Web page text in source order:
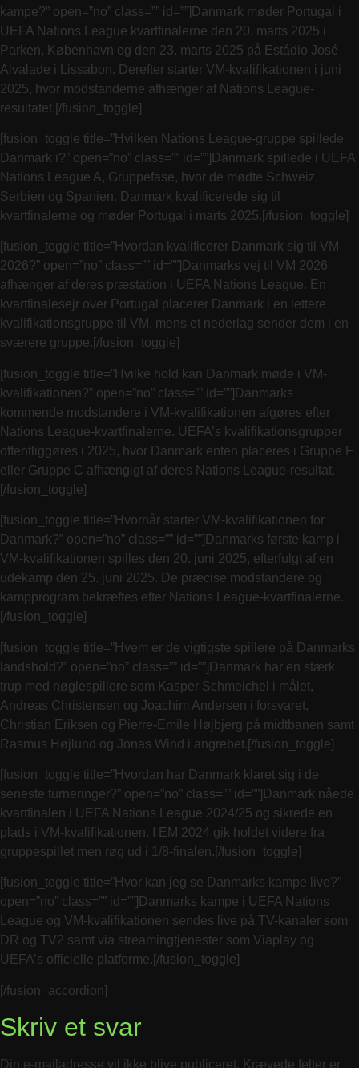
kampe?” open=”no” class=”” id=””]Danmark møder Portugal i
UEFA Nations League kvartfinalerne den 20. marts 2025 i
Parken, København og den 23. marts 2025 på Estádio José
Alvalade i Lissabon. Derefter starter VM-kvalifikationen i juni
2025, hvor modstanderne afhænger af Nations League-
resultatet.[/fusion_toggle]
[fusion_toggle title=”Hvilken Nations League-gruppe spillede
Danmark i?” open=”no” class=”” id=””]Danmark spillede i UEFA
Nations League A, Gruppefase, hvor de mødte Schweiz,
Serbien og Spanien. Danmark kvalificerede sig til
kvartfinalerne og møder Portugal i marts 2025.[/fusion_toggle]
[fusion_toggle title=”Hvordan kvalificerer Danmark sig til VM
2026?” open=”no” class=”” id=””]Danmarks vej til VM 2026
afhænger af deres præstation i UEFA Nations League. En
kvartfinalesejr over Portugal placerer Danmark i en lettere
kvalifikationsgruppe til VM, mens et nederlag sender dem i en
sværere gruppe.[/fusion_toggle]
[fusion_toggle title=”Hvilke hold kan Danmark møde i VM-
kvalifikationen?” open=”no” class=”” id=””]Danmarks
kommende modstandere i VM-kvalifikationen afgøres efter
Nations League-kvartfinalerne. UEFA’s kvalifikationsgrupper
offentliggøres i 2025, hvor Danmark enten placeres i Gruppe F
eller Gruppe C afhængigt af deres Nations League-resultat.
[/fusion_toggle]
[fusion_toggle title=”Hvornår starter VM-kvalifikationen for
Danmark?” open=”no” class=”” id=””]Danmarks første kamp i
VM-kvalifikationen spilles den 20. juni 2025, efterfulgt af en
udekamp den 25. juni 2025. De præcise modstandere og
kampprogram bekræftes efter Nations League-kvartfinalerne.
[/fusion_toggle]
[fusion_toggle title=”Hvem er de vigtigste spillere på Danmarks
landshold?” open=”no” class=”” id=””]Danmark har en stærk
trup med nøglespillere som Kasper Schmeichel i målet,
Andreas Christensen og Joachim Andersen i forsvaret,
Christian Eriksen og Pierre-Emile Højbjerg på midtbanen samt
Rasmus Højlund og Jonas Wind i angrebet.[/fusion_toggle]
[fusion_toggle title=”Hvordan har Danmark klaret sig i de
seneste turneringer?” open=”no” class=”” id=””]Danmark nåede
kvartfinalen i UEFA Nations League 2024/25 og sikrede en
plads i VM-kvalifikationen. I EM 2024 gik holdet videre fra
gruppespillet men røg ud i 1/8-finalen.[/fusion_toggle]
[fusion_toggle title=”Hvor kan jeg se Danmarks kampe live?”
open=”no” class=”” id=””]Danmarks kampe i UEFA Nations
League og VM-kvalifikationen sendes live på TV-kanaler som
DR og TV2 samt via streamingtjenester som Viaplay og
UEFA’s officielle platforme.[/fusion_toggle]
[/fusion_accordion]
Skriv et svar
Din e-mailadresse vil ikke blive publiceret. Krævede felter er